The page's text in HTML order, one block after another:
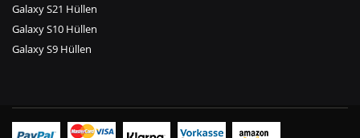
Galaxy S21 Hüllen
Galaxy S10 Hüllen
Galaxy S9 Hüllen